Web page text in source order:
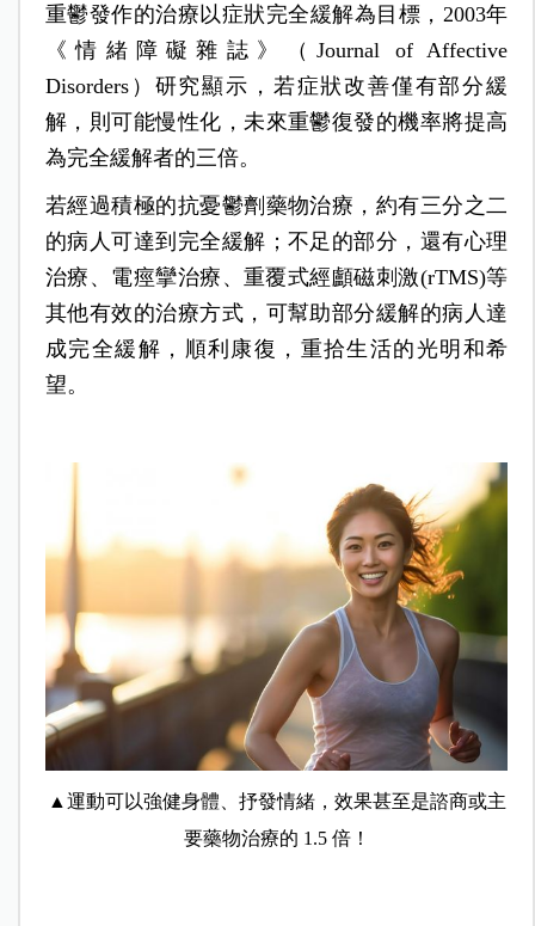
重鬱發作的治療以症狀完全緩解為目標，2003年
《情緒障礙雜誌》（Journal of Affective
Disorders）研究顯示，若症狀改善僅有部分緩
解，則可能慢性化，未來重鬱復發的機率將提高
為完全緩解者的三倍。
若經過積極的抗憂鬱劑藥物治療，約有三分之二
的病人可達到完全緩解；不足的部分，還有心理
治療、電痙攣治療、重覆式經顱磁刺激(rTMS)等
其他有效的治療方式，可幫助部分緩解的病人達
成完全緩解，順利康復，重拾生活的光明和希
望。
▲運動可以強健身體、抒發情緒，效果甚至是諮商或主
要藥物治療的 1.5 倍！